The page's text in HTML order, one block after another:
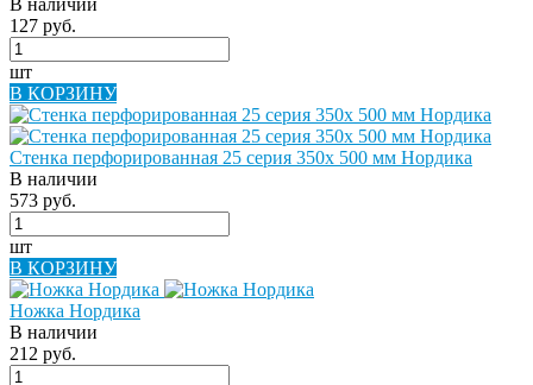
127 руб.
шт
В КОРЗИНУ
Стенка перфорированная 25 серия 350х 500 мм Нордика
В наличии
573 руб.
шт
В КОРЗИНУ
Ножка Нордика
В наличии
212 руб.